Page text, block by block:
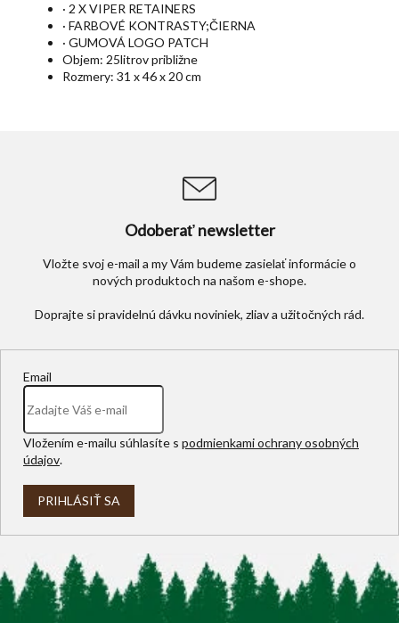
· 2 X VIPER RETAINERS
· FARBOVÉ KONTRASTY;ČIERNA
· GUMOVÁ LOGO PATCH
Objem: 25litrov približne
Rozmery: 31 x 46 x 20 cm
Odoberať newsletter
Vložte svoj e-mail a my Vám budeme zasielať informácie o
nových produktoch na našom e-shope.
Email
Vložením e-mailu súhlasíte s podmienkami ochrany osobných
údajov.
PRIHLÁSIŤ SA
Z